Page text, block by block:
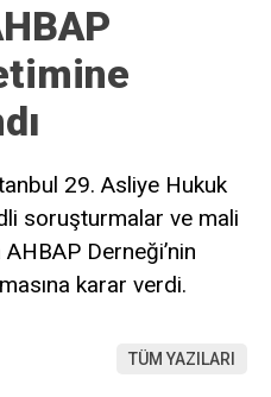
29. Asliye Hukuk
soruşturmalar ve mali
Derneği’nin
karar verdi.
TÜM YAZILARI